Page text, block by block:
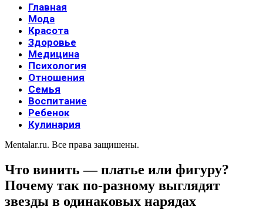
Главная
Мода
Красота
Здоровье
Медицина
Психология
Отношения
Семья
Воспитание
Ребенок
Кулинария
Mentalar.ru. Все права защишены.
Что винить — платье или фигуру?
Почему так по-разному выглядят
звезды в одинаковых нарядах